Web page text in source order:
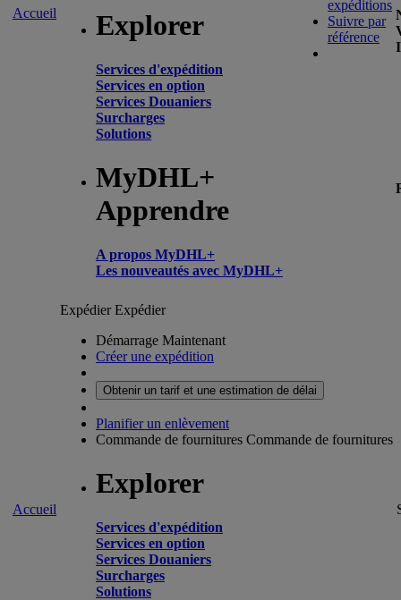
Accueil Explorer
Services d'expédition
Services en option
Services Douaniers
Surcharges
Solutions
MyDHL+
Apprendre
A propos MyDHL+
Les nouveautés avec MyDHL+
expéditions
Suivre par
référence
Accueil
ExpédierExpédier
Démarrage Maintenant
Créer une expédition
Obtenir un tarif et une estimation de délai
Planifier un enlèvement
Commande de fournitures Commande de fournitures
Explorer
Services d'expédition
Services en option
Services Douaniers
Surcharges
Solutions